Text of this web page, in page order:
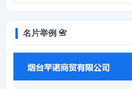
名片举例 📇